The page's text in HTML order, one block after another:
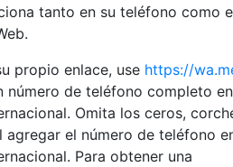
tanto en su teléfono como
propio enlace, use https://
número de teléfono completo en
Omita los ceros,
agregar el número de teléfono
Para obtener una